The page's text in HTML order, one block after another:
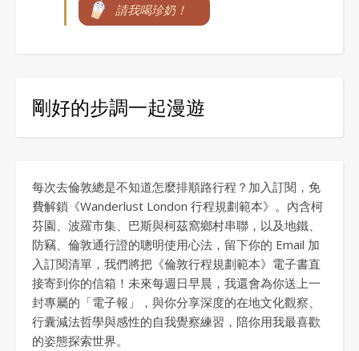
請我喝珍奶！
剛好的步調一起漫遊
每次去倫敦總是不知道怎麼排順路行程？加入訂閱，免
費解鎖《Wanderlust London 行程規劃範本》。內含柯
芬園、波羅市集、巴斯與柯茲窩鄉村串聯，以及地鐵、
防竊、倫敦通行證的聰明使用心法，留下你的 Email 加
入訂閱清單，我們將把《倫敦行程規劃範本》電子書直
接寄到你的信箱！未來每週日早晨，我還會為你送上一
封專屬的「電子報」，與你分享深度的在地文化觀察、
行囊減法哲學與感性的自我覺察練習，陪你用我最喜歡
的姿態探索世界。